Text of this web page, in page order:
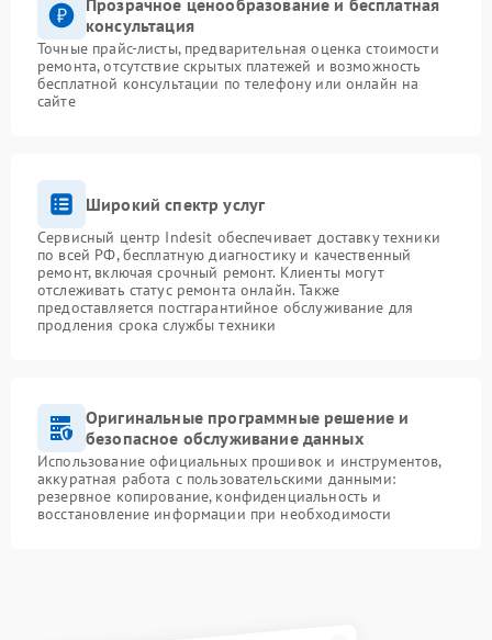
Прозрачное ценообразование и бесплатная
консультация
Точные прайс-листы, предварительная оценка стоимости
ремонта, отсутствие скрытых платежей и возможность
бесплатной консультации по телефону или онлайн на
сайте
Широкий спектр услуг
Сервисный центр Indesit обеспечивает доставку техники
по всей РФ, бесплатную диагностику и качественный
ремонт, включая срочный ремонт. Клиенты могут
отслеживать статус ремонта онлайн. Также
предоставляется постгарантийное обслуживание для
продления срока службы техники
Оригинальные программные решение и
безопасное обслуживание данных
Использование официальных прошивок и инструментов,
аккуратная работа с пользовательскими данными:
резервное копирование, конфиденциальность и
восстановление информации при необходимости